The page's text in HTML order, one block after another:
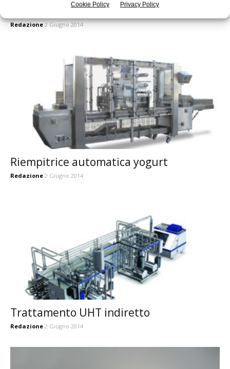
Cookie Policy Privacy Policy
Contenitori di plastica
Redazione 2 Giugno 2014
Riempitrice automatica yogurt
Redazione 2 Giugno 2014
Trattamento UHT indiretto
Redazione 2 Giugno 2014